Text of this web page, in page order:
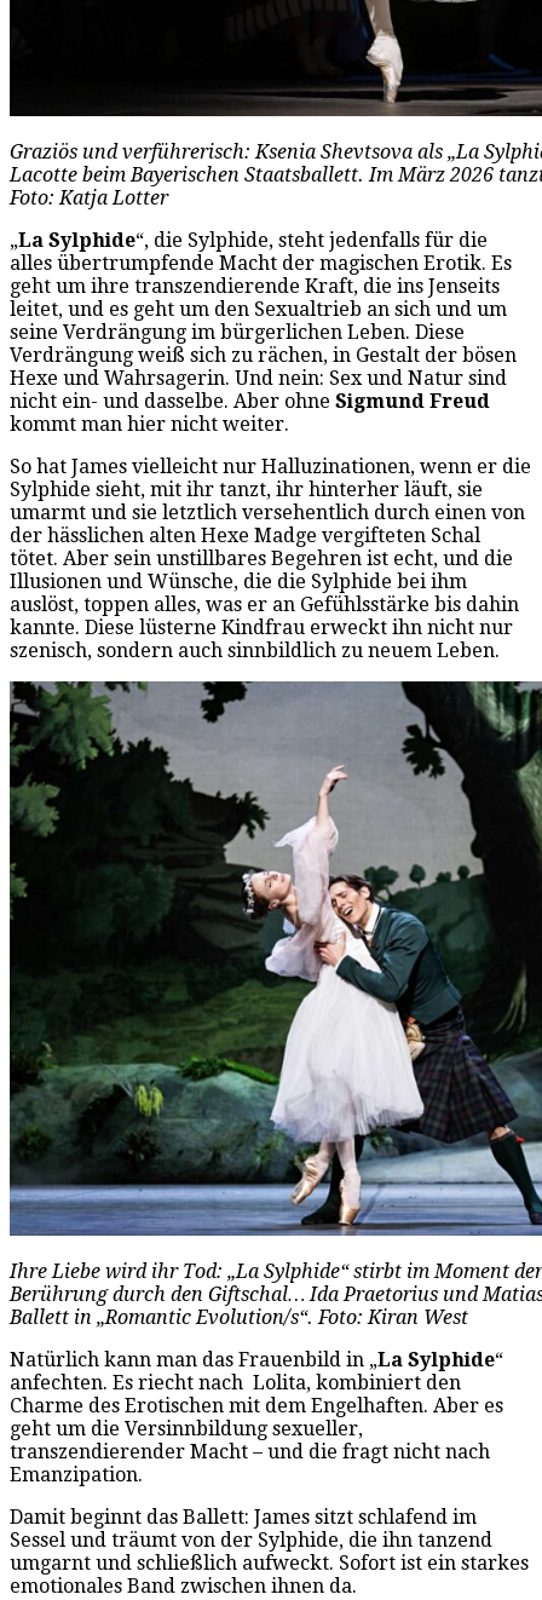
Graziös und verführerisch: Ksenia Shevtsova als „La
Lacotte beim Bayerischen Staatsballett. Im März 2026
Foto: Katja Lotter
„La Sylphide“, die Sylphide, steht jedenfalls für die
alles übertrumpfende Macht der magischen Erotik. Es
geht um ihre transzendierende Kraft, die ins Jenseits
leitet, und es geht um den Sexualtrieb an sich und um
seine Verdrängung im bürgerlichen Leben. Diese
Verdrängung weiß sich zu rächen, in Gestalt der bösen
Hexe und Wahrsagerin. Und nein: Sex und Natur sind
nicht ein- und dasselbe. Aber ohne Sigmund Freud
kommt man hier nicht weiter.
So hat James vielleicht nur Halluzinationen, wenn er die
Sylphide sieht, mit ihr tanzt, ihr hinterher läuft, sie
umarmt und sie letztlich versehentlich durch einen von
der hässlichen alten Hexe Madge vergifteten Schal
tötet. Aber sein unstillbares Begehren ist echt, und die
Illusionen und Wünsche, die die Sylphide bei ihm
auslöst, toppen alles, was er an Gefühlsstärke bis dahin
kannte. Diese lüsterne Kindfrau erweckt ihn nicht nur
szenisch, sondern auch sinnbildlich zu neuem Leben.
Ihre Liebe wird ihr Tod: „La Sylphide“ stirbt im Moment
Berührung durch den Giftschal… Ida Praetorius und
Ballett in „Romantic Evolution/s“. Foto: Kiran West
Natürlich kann man das Frauenbild in „La Sylphide“
anfechten. Es riecht nach Lolita, kombiniert den
Charme des Erotischen mit dem Engelhaften. Aber es
geht um die Versinnbildung sexueller,
transzendierender Macht – und die fragt nicht nach
Emanzipation.
Damit beginnt das Ballett: James sitzt schlafend im
Sessel und träumt von der Sylphide, die ihn tanzend
umgarnt und schließlich aufweckt. Sofort ist ein starkes
emotionales Band zwischen ihnen da.